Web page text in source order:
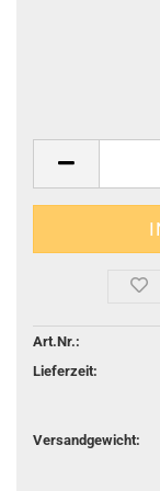
Art.Nr.:
Lieferzeit:
Versandgewicht: